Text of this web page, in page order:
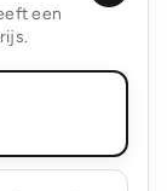
een